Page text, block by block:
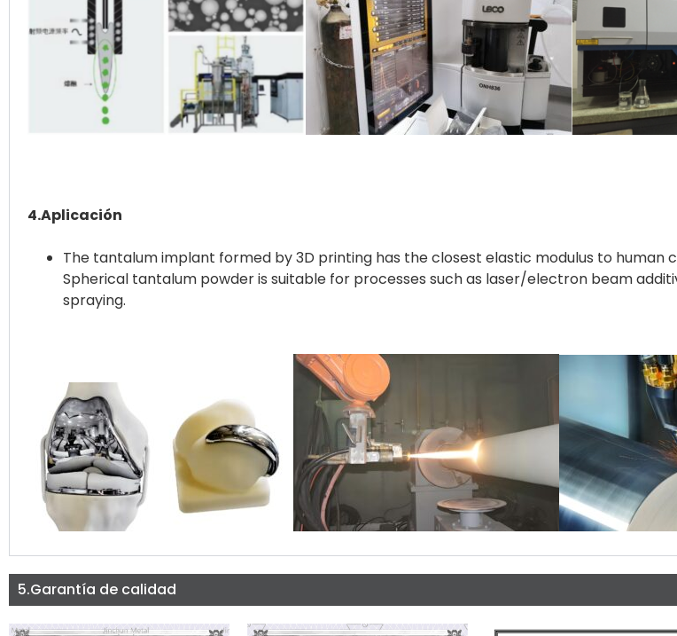
4.Aplicación
The tantalum implant formed by 3D printing has the closest elastic modulus to
Spherical tantalum powder is suitable for processes such as laser/electron beam
spraying.
5.Garantía de calidad